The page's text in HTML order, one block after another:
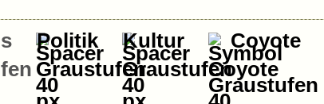
Politik Kultur Coyote